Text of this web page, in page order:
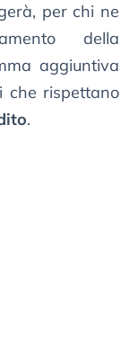
per chi ne
della
aggiuntiva
che rispettano
.